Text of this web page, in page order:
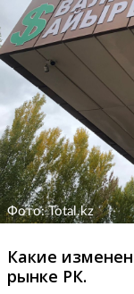
Фото: Total.kz
Какие
рынке РК.